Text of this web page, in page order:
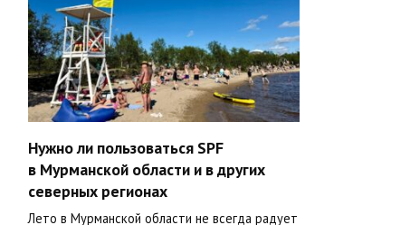
Нужно ли пользоваться SPF
в Мурманской области и в других
северных регионах
Лето в Мурманской области не всегда радует